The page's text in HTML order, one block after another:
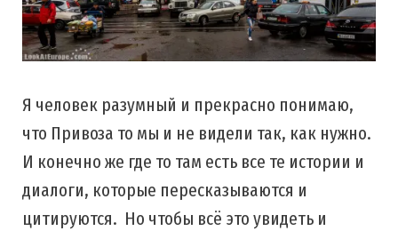
Я человек разумный и прекрасно понимаю,
что Привоза то мы и не видели так, как нужно.
И конечно же где то там есть все те истории и
диалоги, которые пересказываются и
цитируются. Но чтобы всё это увидеть и